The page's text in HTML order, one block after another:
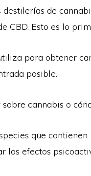
destilerías de
CBD. Esto es lo
para obtener
posible.
cannabis o
que
los efectos